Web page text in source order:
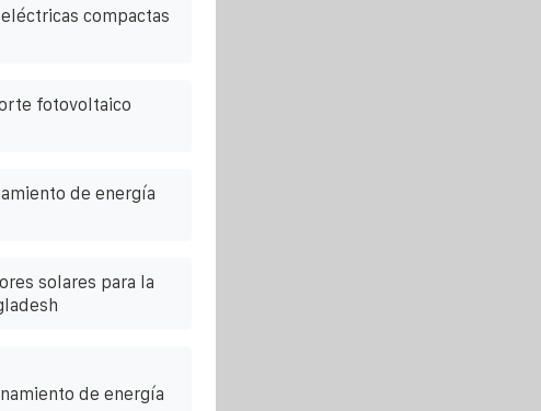
compactas
fotovoltaico
de energía
solares para la
de energía